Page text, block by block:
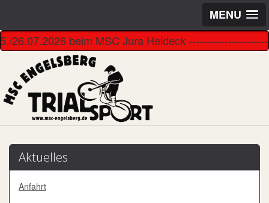
MENU
beim MSC Jura Heideck
Aktuelles
Anfahrt